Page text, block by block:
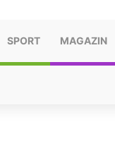
SPORT MAGAZIN